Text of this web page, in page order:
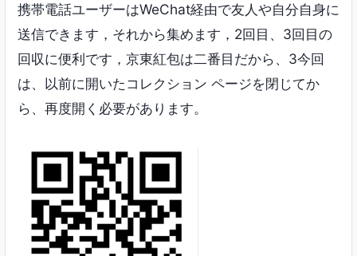
携帯電話ユーザーはWeChat経由で友人や自分自身に
送信できます，それから集めます，2回目、3回目の
回収に便利です，京東紅包は二番目だから、3今回
は、以前に開いたコレクション ページを閉じてか
ら、再度開く必要があります。